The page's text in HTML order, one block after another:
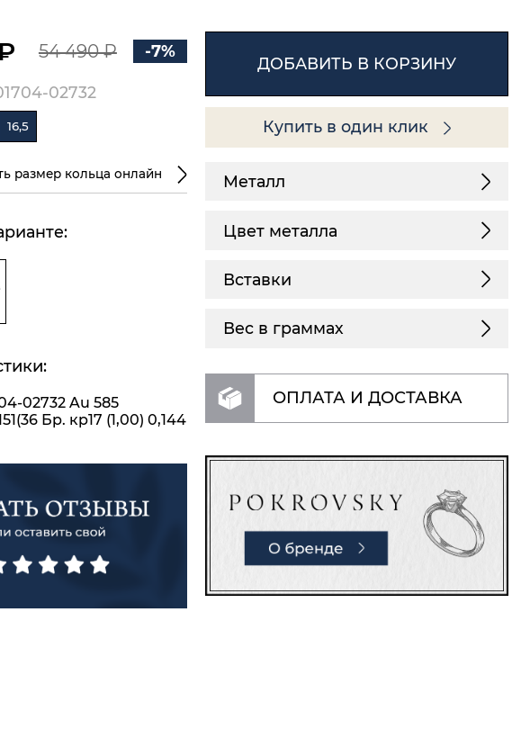
54 490 ₽ -7%
02732
16,5
размер кольца онлайн
02732 Au 585
Бр. кр17 (1,00) 0,144
ДОБАВИТЬ В КОРЗИНУ
Купить в один клик
Металл
Цвет металла
Вставки
Вес в граммах
ОПЛАТА И ДОСТАВКА